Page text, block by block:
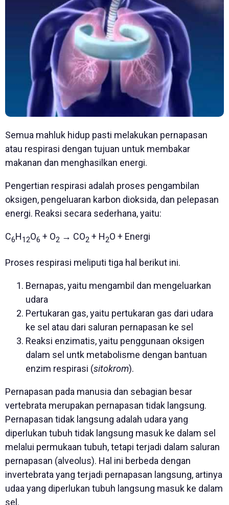
Semua mahluk hidup pasti melakukan pernapasan
atau respirasi dengan tujuan untuk membakar
makanan dan menghasilkan energi.
Pengertian respirasi adalah proses pengambilan
oksigen, pengeluaran karbon dioksida, dan pelepasan
energi. Reaksi secara sederhana, yaitu:
C6H12O6 + O2 → CO2 + H2O + Energi
Proses respirasi meliputi tiga hal berikut ini.
Bernapas, yaitu mengambil dan mengeluarkan
udara
Pertukaran gas, yaitu pertukaran gas dari udara
ke sel atau dari saluran pernapasan ke sel
Reaksi enzimatis, yaitu penggunaan oksigen
dalam sel untk metabolisme dengan bantuan
enzim respirasi (sitokrom).
Pernapasan pada manusia dan sebagian besar
vertebrata merupakan pernapasan tidak langsung.
Pernapasan tidak langsung adalah udara yang
diperlukan tubuh tidak langsung masuk ke dalam sel
melalui permukaan tubuh, tetapi terjadi dalam saluran
pernapasan (alveolus). Hal ini berbeda dengan
invertebrata yang terjadi pernapasan langsung, artinya
udaa yang diperlukan tubuh langsung masuk ke dalam
sel.